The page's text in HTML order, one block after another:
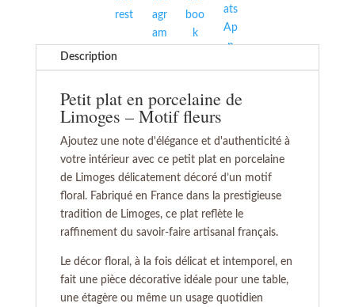
authenticité
Description
Petit plat en porcelaine de
Limoges – Motif fleurs
Ajoutez une note d'élégance et d'authenticité à
votre intérieur avec ce petit plat en porcelaine
de Limoges délicatement décoré d’un motif
floral. Fabriqué en France dans la prestigieuse
tradition de Limoges, ce plat reflète le
raffinement du savoir-faire artisanal français.
Le décor floral, à la fois délicat et intemporel, en
fait une pièce décorative idéale pour une table,
une étagère ou même un usage quotidien